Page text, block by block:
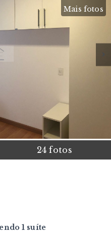
Mais fotos
24 fotos
1 suíte